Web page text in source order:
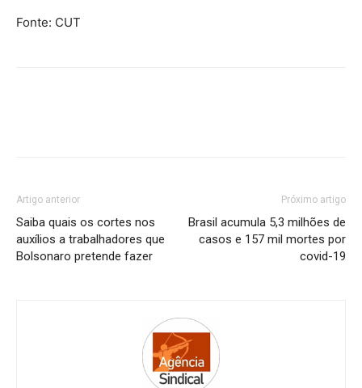
Fonte: CUT
Artigo anterior
Saiba quais os cortes nos
auxílios a trabalhadores que
Bolsonaro pretende fazer
Próximo artigo
Brasil acumula 5,3 milhões de
casos e 157 mil mortes por
covid-19